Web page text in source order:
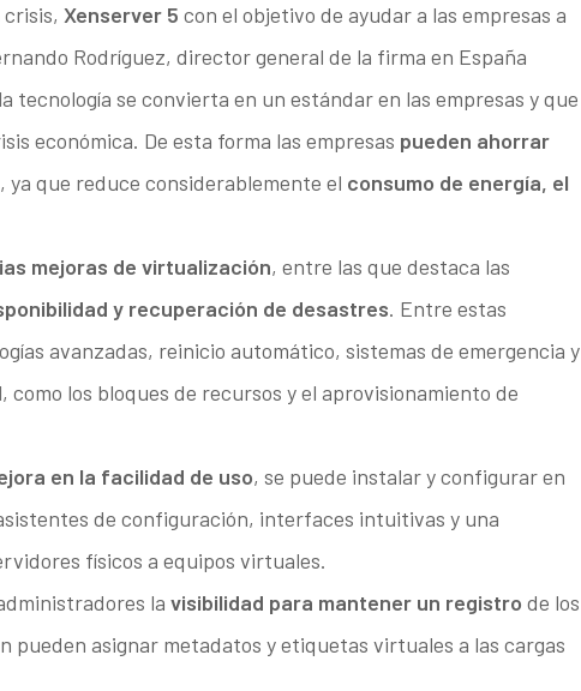
Xenserver 5 con el objetivo de ayudar a las empresas a
Rodríguez, director general de la firma en España
tecnología se convierta en un estándar en las empresas y que
económica. De esta forma las empresas pueden ahorrar
, ya que reduce considerablemente el consumo de energía, el
mejoras de virtualización, entre las que destaca las
y recuperación de desastres. Entre estas
avanzadas, reinicio automático, sistemas de emergencia y
los bloques de recursos y el aprovisionamiento de
en la facilidad de uso, se puede instalar y configurar en
de configuración, interfaces intuitivas y una
físicos a equipos virtuales.
la visibilidad para mantener un registro de los
pueden asignar metadatos y etiquetas virtuales a las cargas